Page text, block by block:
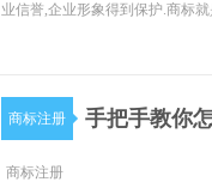
业信誉,企业形象得到保护.商标
商标注册 手把手教你
商标注册